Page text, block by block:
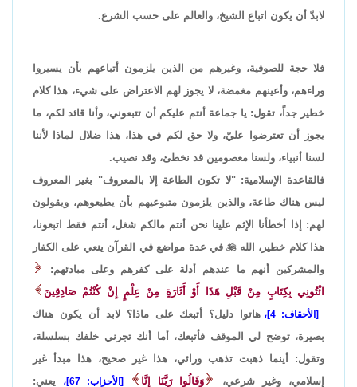
لابدّ أن يكون اتباع الشيخ، والعالم على حسب الشرع.
فلا حجة للصوفية، وغيرهم من الذين يلزمون أتباعهم بأن يسيروا
وراءهم، وأعينهم مغمضة، لا يجوز لهم الاعتراض على شيء، هذا كلام
خطير جداً، تقول: يا جماعة أنتم عليكم أن تتبعوني، وأنا قائد لكم، ما
يجوز أن تعترضوا عليّ، ولا حق لكم في هذا، هذا ضلال لماذا لأننا
لسنا أنبياء، ولسنا معصومين قد نخطئ، وقد نصيب.
فالقاعدة الإسلامية: "لا تكون الطاعة إلا بالمعروف" بغير المعروف
ليس هناك طاعة، والذين يلزمون متبوعيهم بأن يطيعوهم، ويقولون
لهم: إذا أخطأنا الإثم علينا نحن أنتم مالكم شغل، أنتم فقط اتبعونا،
هذا كلام خطير، اللهفي عدة مواضع في القرآن ينعي على الكفار
والمشركين أنهم ما عندهم أدلة على كفرهم وعلى مبادئهم:
ائْتُونِي بِكِتَابٍ مِنْ قَبْلِ هَذَا أَوْ أَثَارَةٍ مِنْ عِلْمٍ إِنْ كُنْتُمْ صَادِقِينَ
[الأحقاف: 4]،
هاتوا دليل؟ أتبعك على ماذا؟ لابد أن يكون هناك
بصيرة، توضح لي الموقف فأتبعك، أما أنك تجرني خلفك بسلسلة،
وتقول: أينما ذهبت تذهب ورائي، هذا غير صحيح، هذا مبدأ غير
إسلامي، وغير شرعي،
وَقَالُوا رَبَّنَا إِنَّا [الأحزاب: 67]،
يعني: